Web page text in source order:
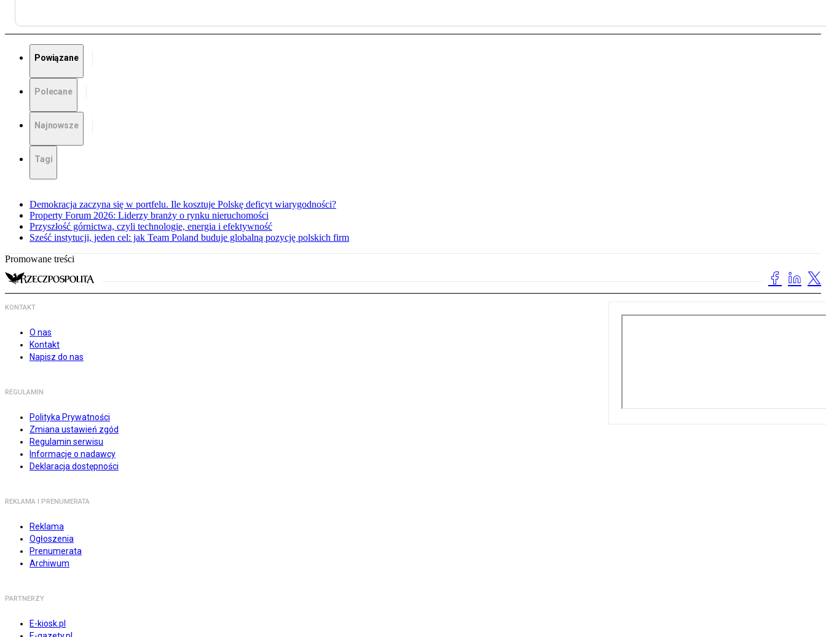
Powiązane
Polecane
Najnowsze
Tagi
Demokracja zaczyna się w portfelu. Ile kosztuje Polskę deficyt wiarygodności?
Property Forum 2026: Liderzy branży o rynku nieruchomości
Przyszłość górnictwa, czyli technologie, energia i efektywność
Sześć instytucji, jeden cel: jak Team Poland buduje globalną pozycję polskich firm
Promowane treści
KONTAKT
O nas
Kontakt
Napisz do nas
REGULAMIN
Polityka Prywatności
Zmiana ustawień zgód
Regulamin serwisu
Informacje o nadawcy
Deklaracja dostępności
REKLAMA I PRENUMERATA
Reklama
Ogłoszenia
Prenumerata
Archiwum
PARTNERZY
E-kiosk.pl